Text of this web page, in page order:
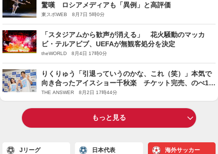
驚嘆 ロシアメディアも「異例」と高評価
東スポWEB 8月7日 5時0分
「スタジアムから歓声が消える」 花火騒動のマッカ
ビ・テルアビブ、UEFAが無観客処分を決定
theWORLD 8月4日 17時0分
りくりゅう「引退っていうのかな、これ（笑）」本気で
向き合ったアイスショー千秋楽 チケット完売、のべ1.8
万人来場 三浦さん涙「私達だけではできなかった」
THE ANSWER 8月2日 17時44分
もっと見る
Jリーグ 日本代表 海外サッカー